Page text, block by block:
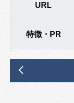
URL
特徴・PR